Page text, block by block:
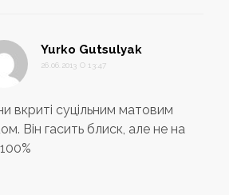
Yurko Gutsulyak
26.06.2013 О 13:47
вкриті суцільним матовим
Він гасить блиск, але не на